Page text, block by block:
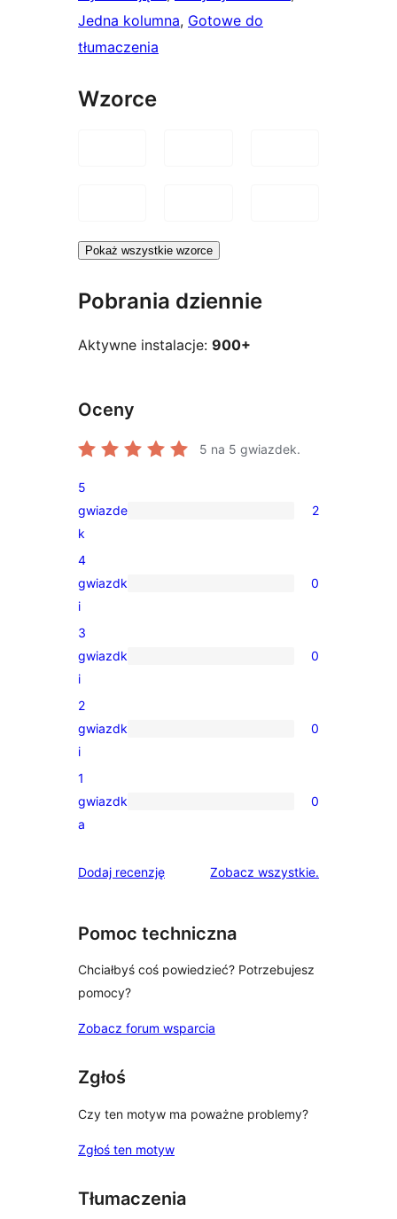
Jedna kolumna, Gotowe do
tłumaczenia
Wzorce
Pokaż wszystkie wzorce
Pobrania dziennie
Aktywne instalacje: 900+
Oceny
5 na 5 gwiazdek.
2
recenzje
5-
gwiazdkowe
5
gwiazde
k
2
0
recenzji
4-
gwiazdkowych
4
gwiazdk
i
0
0
recenzji
3-
gwiazdkowych
3
gwiazdk
i
0
0
recenzji
2-
gwiazdkowych
2
gwiazdk
i
0
0
recenzji
gwiazdkowych
1
gwiazdk
a
0
Dodaj recenzję Zobacz wszystkierecenzje
.
Pomoc techniczna
Chciałbyś coś powiedzieć? Potrzebujesz
pomocy?
Zobacz forum wsparcia
Zgłoś
Czy ten motyw ma poważne problemy?
Zgłoś ten motyw
Tłumaczenia